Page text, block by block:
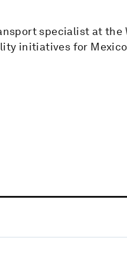
specialist at the
initiatives for